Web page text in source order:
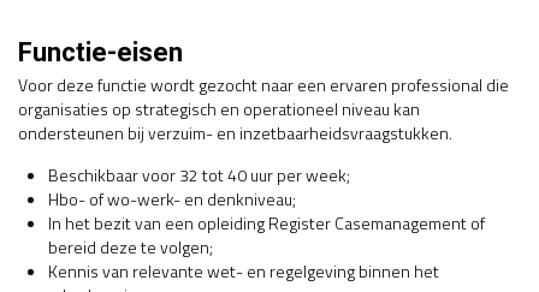
Functie-eisen
Voor deze functie wordt gezocht naar een ervaren professional die
organisaties op strategisch en operationeel niveau kan
ondersteunen bij verzuim- en inzetbaarheidsvraagstukken.
Beschikbaar voor 32 tot 40 uur per week;
Hbo- of wo-werk- en denkniveau;
In het bezit van een opleiding Register Casemanagement of
bereid deze te volgen;
Kennis van relevante wet- en regelgeving binnen het